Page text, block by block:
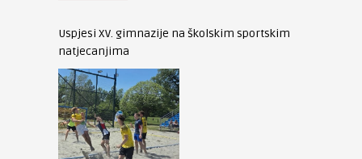
Uspjesi XV. gimnazije na školskim sportskim
natjecanjima